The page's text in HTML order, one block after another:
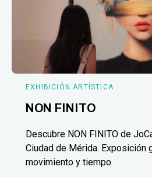
EXHIBICIÓN ARTÍSTICA
NON FINITO
Descubre NON FINITO de
Ciudad de Mérida. Exposición
movimiento y tiempo.